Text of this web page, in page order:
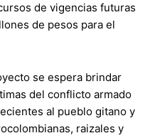
de vigencias futuras
de pesos para el
se espera brindar
del conflicto armado
al pueblo gitano y
raizales y